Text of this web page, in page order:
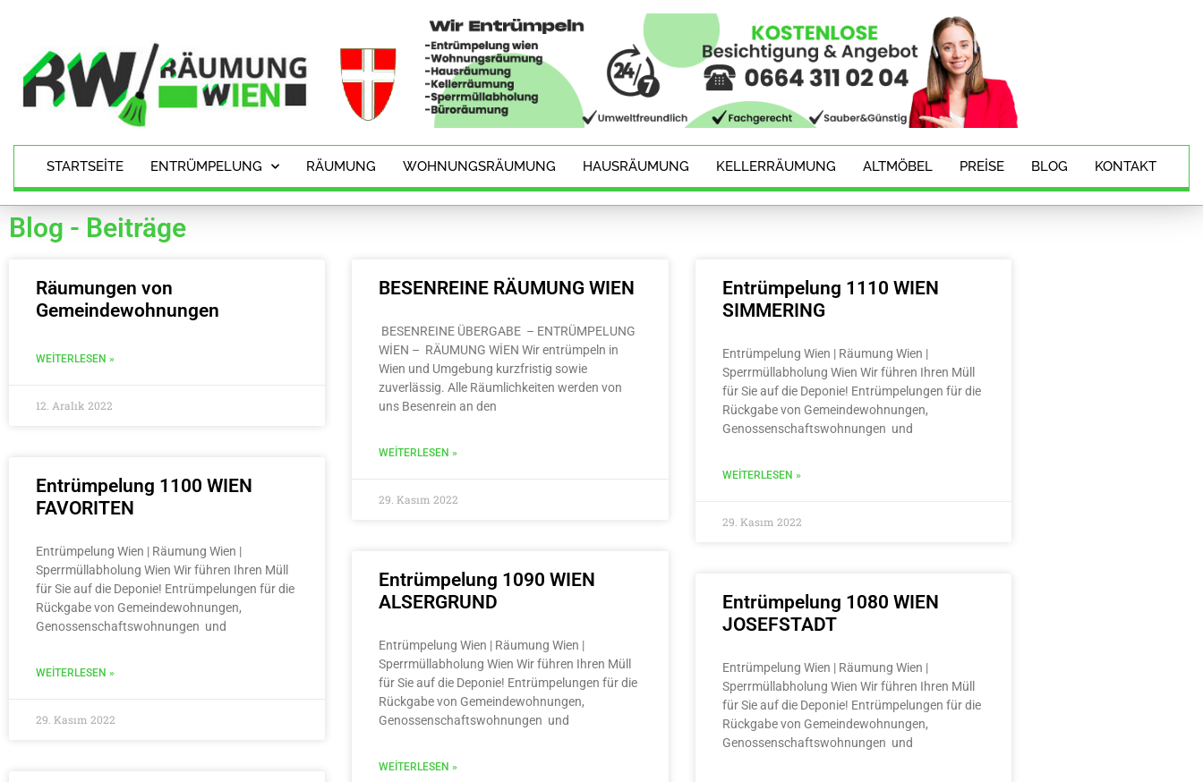
STARTSEITE ENTRÜMPELUNG RÄUMUNG WOHNUNGSRÄUMUNG HAUSRÄUMUNG KELLERRÄUMUNG ALTMÖBEL PREISE BLOG KONTAKT
Blog - Beiträge
Räumungen von
Gemeindewohnungen
WEITERLESEN »
12. Aralık 2022
BESENREINE RÄUMUNG WIEN
BESENREINE ÜBERGABE – ENTRÜMPELUNG
WİEN – RÄUMUNG WİEN Wir entrümpeln in
Wien und Umgebung kurzfristig sowie
zuverlässig. Alle Räumlichkeiten werden von
uns Besenrein an den
WEITERLESEN »
29. Kasım 2022
Entrümpelung 1110 WIEN
SIMMERING
Entrümpelung Wien | Räumung Wien |
Sperrmüllabholung Wien Wir führen Ihren Müll
für Sie auf die Deponie! Entrümpelungen für die
Rückgabe von Gemeindewohnungen,
Genossenschaftswohnungen und
WEITERLESEN »
29. Kasım 2022
Entrümpelung 1100 WIEN
FAVORITEN
Entrümpelung Wien | Räumung Wien |
Sperrmüllabholung Wien Wir führen Ihren Müll
für Sie auf die Deponie! Entrümpelungen für die
Rückgabe von Gemeindewohnungen,
Genossenschaftswohnungen und
WEITERLESEN »
29. Kasım 2022
Entrümpelung 1090 WIEN
ALSERGRUND
Entrümpelung Wien | Räumung Wien |
Sperrmüllabholung Wien Wir führen Ihren Müll
für Sie auf die Deponie! Entrümpelungen für die
Rückgabe von Gemeindewohnungen,
Genossenschaftswohnungen und
WEITERLESEN »
Entrümpelung 1080 WIEN
JOSEFSTADT
Entrümpelung Wien | Räumung Wien |
Sperrmüllabholung Wien Wir führen Ihren Müll
für Sie auf die Deponie! Entrümpelungen für die
Rückgabe von Gemeindewohnungen,
Genossenschaftswohnungen und